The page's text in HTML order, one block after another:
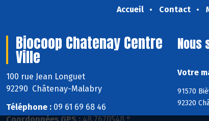
Accueil Contact
Biocoop Chatenay Centre
Ville
100 rue Jean Longuet
92290 Châtenay-Malabry
Téléphone : 09 61 69 68 46
Nous
Votre
91570
92320